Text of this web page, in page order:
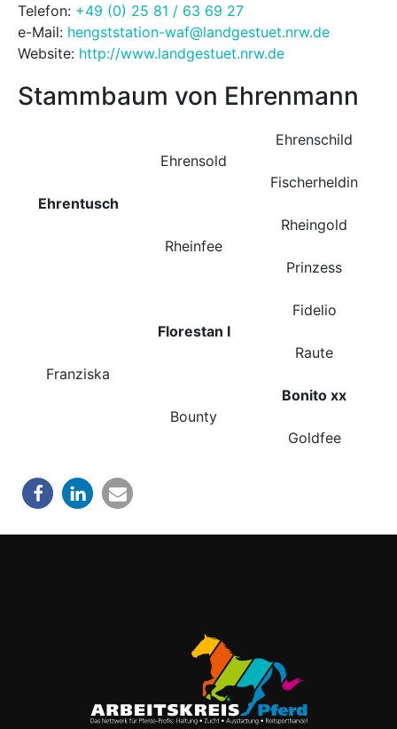
Telefon: +49 (0) 25 81 / 63 69 27
e-Mail: hengststation-waf@landgestuet.nrw.de
Website: http://www.landgestuet.nrw.de
Stammbaum von Ehrenmann
Ehrentusch
Ehrensold
Ehrenschild
Fischerheldin
Rheinfee
Rheingold
Prinzess
Franziska
Florestan I
Fidelio
Raute
Bounty
Bonito xx
Goldfee